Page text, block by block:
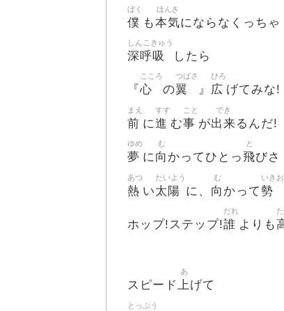
僕
ぼく
も本気
ほんき
にならなくっちゃ
深呼吸
しんこきゅう
したら
『 心
こころ
の翼
つばさ
』 広
ひろ
げてみな!
前
まえ
に進
すす
む事
こと
が出来
でき
るんだ!
夢
ゆめ
に向
む
かってひとっ飛
と
びさ
熱
あつ
い太陽
たいよう
に、 向
む
かって勢
いきお
ホップ!ステップ!誰
だれ
よりも
スピード上
あ
げて
とっぷう